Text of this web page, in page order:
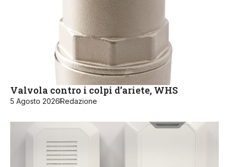
Valvola contro i colpi d’ariete, WHS
5 Agosto 2026Redazione